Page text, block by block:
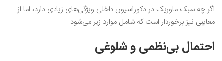
اگر چه سبک ماوریک در دکوراسیون داخلی ویژگی‌های زیادی دارد، اما از
معایبی نیز برخوردار است که شامل موارد زیر می‌شود.
احتمال بی‌نظمی و شلوغی